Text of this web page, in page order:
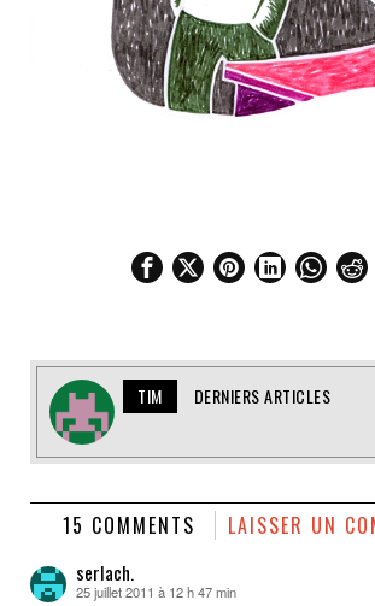
TIM DERNIERS ARTICLES
15 COMMENTS LAISSER UN
serlach.
dit :
25 juillet 2011 à 12 h 47 min